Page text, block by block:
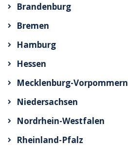
Brandenburg
Bremen
Hamburg
Hessen
Mecklenburg-Vorpommern
Niedersachsen
Nordrhein-Westfalen
Rheinland-Pfalz